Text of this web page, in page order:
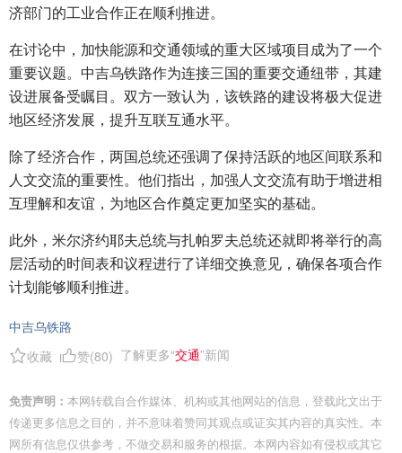
济部门的工业合作正在顺利推进。
在讨论中，加快能源和交通领域的重大区域项目成为了一个
重要议题。中吉乌铁路作为连接三国的重要交通纽带，其建
设进展备受瞩目。双方一致认为，该铁路的建设将极大促进
地区经济发展，提升互联互通水平。
除了经济合作，两国总统还强调了保持活跃的地区间联系和
人文交流的重要性。他们指出，加强人文交流有助于增进相
互理解和友谊，为地区合作奠定更加坚实的基础。
此外，米尔济约耶夫总统与扎帕罗夫总统还就即将举行的高
层活动的时间表和议程进行了详细交换意见，确保各项合作
计划能够顺利推进。
中吉乌铁路
收藏
赞(80) 了解更多“交通”新闻
免责声明： 本网转载自合作媒体、机构或其他网站的信息，登载此文出于
传递更多信息之目的，并不意味着赞同其观点或证实其内容的真实性。本
网所有信息仅供参考，不做交易和服务的根据。本网内容如有侵权或其它